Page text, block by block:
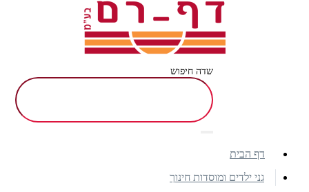
שדה חיפוש
דף הבית
גני ילדים ומוסדות חינוך